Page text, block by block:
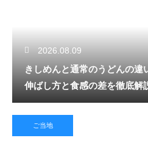
2026.08.09
きしめんと通常のうどんの違
伸ばし方と食感の差を徹底解
ご当地